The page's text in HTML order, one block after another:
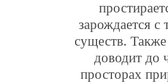
зарождается
существ. Также
доводит до
просторах